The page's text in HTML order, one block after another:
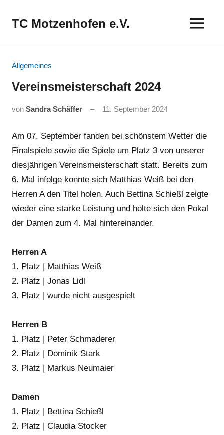
InhaltTC Motzenhofen e.V.
Allgemeines
Vereinsmeisterschaft 2024
von Sandra Schäffer 11. September 2024
Am 07. September fanden bei schönstem Wetter die
Finalspiele sowie die Spiele um Platz 3 von unserer
diesjährigen Vereinsmeisterschaft statt. Bereits zum
6. Mal infolge konnte sich Matthias Weiß bei den
Herren A den Titel holen. Auch Bettina Schießl zeigte
wieder eine starke Leistung und holte sich den Pokal
der Damen zum 4. Mal hintereinander.
Herren A
1. Platz | Matthias Weiß
2. Platz | Jonas Lidl
3. Platz | wurde nicht ausgespielt
Herren B
1. Platz | Peter Schmaderer
2. Platz | Dominik Stark
3. Platz | Markus Neumaier
Damen
1. Platz | Bettina Schießl
2. Platz | Claudia Stocker